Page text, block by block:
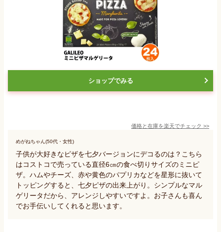
ショップでみる
価格と在庫を楽天でチェック >>
めがねちゃん(50代・女性)
子供が大好きなピザを七夕バージョンにデコるのは？こちら
はコストコで売っている直径6㎝の食べ切りサイズのミニピ
ザ。ハムやチーズ、赤や黄色のパプリカなどを星形に抜いて
トッピングすると、七夕ピザの出来上がり。シンプルなマル
ゲリータだから、アレンジしやすいですよ。お子さんも喜ん
でお手伝いしてくれると思います。